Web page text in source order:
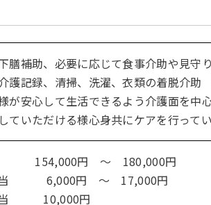
膳補助、必要に応じて食事介助や見守
護記録、清掃、洗濯、衣類の着脱介
が安心して生活できるよう介護面を中
ていただける様心身共にケアを行ってい
154,000円 ～ 180,000円
当 6,000円 ～ 17,000円
当 10,000円